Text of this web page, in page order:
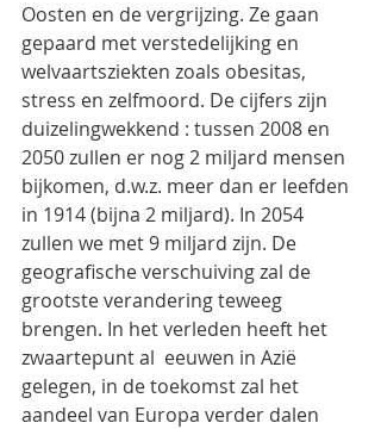
Oosten en de vergrijzing. Ze gaan
gepaard met verstedelijking en
welvaartsziekten zoals obesitas,
stress en zelfmoord. De cijfers zijn
duizelingwekkend : tussen 2008 en
2050 zullen er nog 2 miljard mensen
bijkomen, d.w.z. meer dan er leefden
in 1914 (bijna 2 miljard). In 2054
zullen we met 9 miljard zijn. De
geografische verschuiving zal de
grootste verandering teweeg
brengen. In het verleden heeft het
zwaartepunt al  eeuwen in Azië
gelegen, in de toekomst zal het
aandeel van Europa verder dalen